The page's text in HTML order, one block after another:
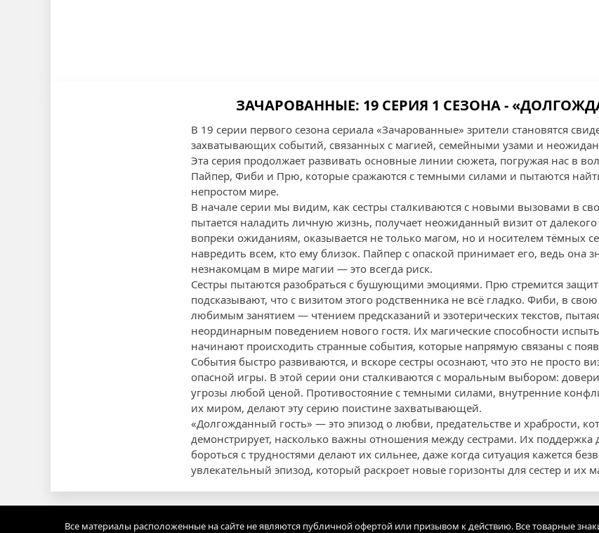
ЗАЧАРОВАННЫЕ: 19 СЕРИЯ 1 СЕЗОНА -
В 19 серии первого сезона сериала «Зачарованные» зрители становятся
захватывающих событий, связанных с магией, семейными узами и
Эта серия продолжает развивать основные линии сюжета, погружая нас в
Пайпер, Фиби и Прю, которые сражаются с темными силами и пытаются
непростом мире.
В начале серии мы видим, как сестры сталкиваются с новыми вызовами в
пытается наладить личную жизнь, получает неожиданный визит от далекого
вопреки ожиданиям, оказывается не только магом, но и носителем тёмных
навредить всем, кто ему близок. Пайпер с опаской принимает его, ведь она
незнакомцам в мире магии — это всегда риск.
Сестры пытаются разобраться с бушующими эмоциями. Прю стремится
подсказывают, что с визитом этого родственника не всё гладко. Фиби, в
любимым занятием — чтением предсказаний и эзотерических текстов,
неординарным поведением нового гостя. Их магические способности
начинают происходить странные события, которые напрямую связаны с
События быстро развиваются, и вскоре сестры осознают, что это не просто
опасной игры. В этой серии они сталкиваются с моральным выбором:
угрозы любой ценой. Противостояние с темными силами, внутренние
их миром, делают эту серию поистине захватывающей.
«Долгожданный гость» — это эпизод о любви, предательстве и храбрости,
демонстрирует, насколько важны отношения между сестрами. Их поддержка
бороться с трудностями делают их сильнее, даже когда ситуация кажется
увлекательный эпизод, который раскроет новые горизонты для сестер и их
Все материалы расположенные на сайте не являются публичной офертой или призывом к действию. Все товарные